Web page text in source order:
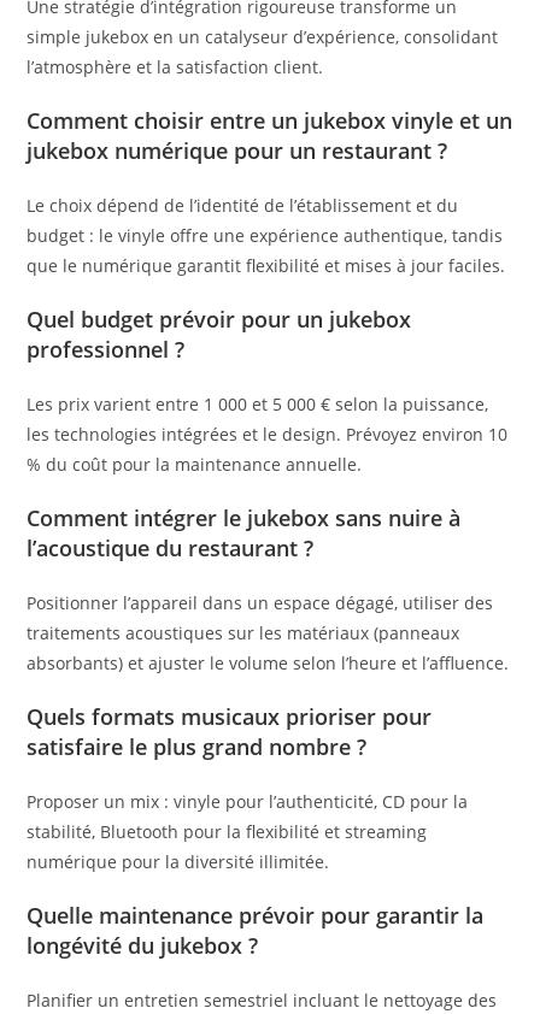
Une stratégie d’intégration rigoureuse transforme un
simple jukebox en un catalyseur d’expérience, consolidant
l’atmosphère et la satisfaction client.
Comment choisir entre un jukebox vinyle et un
jukebox numérique pour un restaurant ?
Le choix dépend de l’identité de l’établissement et du
budget : le vinyle offre une expérience authentique, tandis
que le numérique garantit flexibilité et mises à jour faciles.
Quel budget prévoir pour un jukebox
professionnel ?
Les prix varient entre 1 000 et 5 000 € selon la puissance,
les technologies intégrées et le design. Prévoyez environ 10
% du coût pour la maintenance annuelle.
Comment intégrer le jukebox sans nuire à
l’acoustique du restaurant ?
Positionner l’appareil dans un espace dégagé, utiliser des
traitements acoustiques sur les matériaux (panneaux
absorbants) et ajuster le volume selon l’heure et l’affluence.
Quels formats musicaux prioriser pour
satisfaire le plus grand nombre ?
Proposer un mix : vinyle pour l’authenticité, CD pour la
stabilité, Bluetooth pour la flexibilité et streaming
numérique pour la diversité illimitée.
Quelle maintenance prévoir pour garantir la
longévité du jukebox ?
Planifier un entretien semestriel incluant le nettoyage des